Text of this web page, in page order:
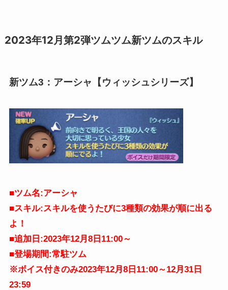
2023年12月第2弾ツムツム新ツムのスキル
新ツム3：アーシャ【ウィッシュシリーズ】
■ツム名:アーシャ
■スキル:スキルを使うたびに3種類の効果が順に出る
よ！
■追加日:2023年12月8日11:00～
■登場期間:常駐ツム
※ボイス付きのみ2023年12月8日11:00～12月31日
23:59